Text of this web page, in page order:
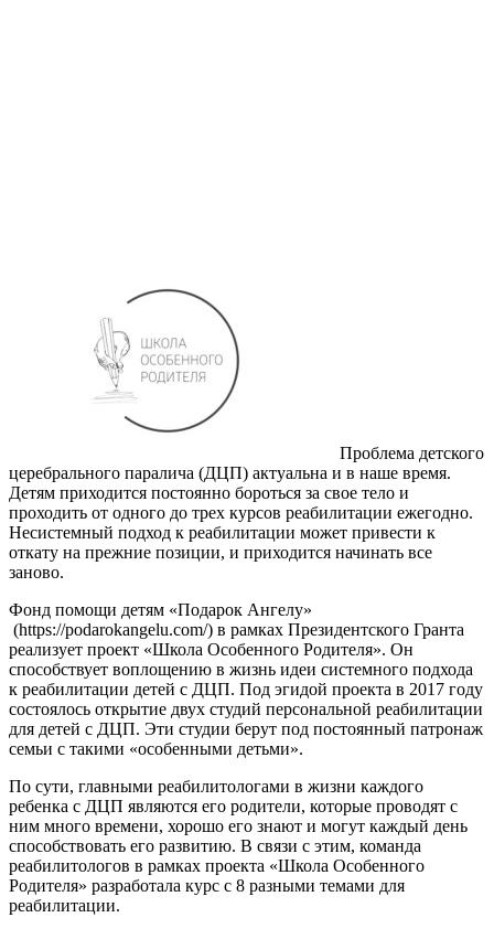
Проблема детского
церебрального паралича (ДЦП) актуальна и в наше время.
Детям приходится постоянно бороться за свое тело и
проходить от одного до трех курсов реабилитации ежегодно.
Несистемный подход к реабилитации может привести к
откату на прежние позиции, и приходится начинать все
заново.
Фонд помощи детям «Подарок Ангелу»
(https://podarokangelu.com/) в рамках Президентского Гранта
реализует проект «Школа Особенного Родителя». Он
способствует воплощению в жизнь идеи системного подхода
к реабилитации детей с ДЦП. Под эгидой проекта в 2017 году
состоялось открытие двух студий персональной реабилитации
для детей с ДЦП. Эти студии берут под постоянный патронаж
семьи с такими «особенными детьми».
По сути, главными реабилитологами в жизни каждого
ребенка с ДЦП являются его родители, которые проводят с
ним много времени, хорошо его знают и могут каждый день
способствовать его развитию. В связи с этим, команда
реабилитологов в рамках проекта «Школа Особенного
Родителя» разработала курс с 8 разными темами для
реабилитации.